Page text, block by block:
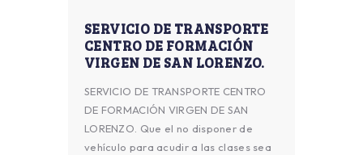
SERVICIO DE TRANSPORTE
CENTRO DE FORMACIÓN
VIRGEN DE SAN LORENZO.
SERVICIO DE TRANSPORTE CENTRO
DE FORMACIÓN VIRGEN DE SAN
LORENZO. Que el no disponer de
vehículo para acudir a las clases sea